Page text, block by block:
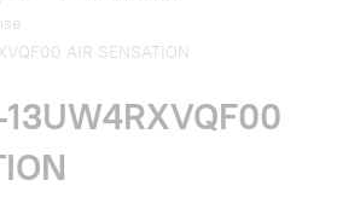
AIR SENSATION